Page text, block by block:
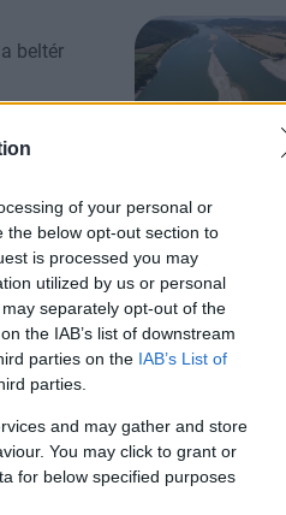
of your personal or
the below opt-out section to
is processed you may
utilized by us or personal
separately opt-out of the
the IAB’s list of downstream
parties on the IAB’s List of
parties.
and may gather and store
You may click to grant or
for below specified purposes
beltér
MOST A PCW-N